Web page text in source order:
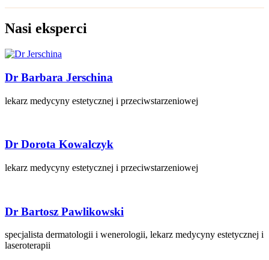
Nasi eksperci
Dr Barbara Jerschina
lekarz medycyny estetycznej i przeciwstarzeniowej
Dr Dorota Kowalczyk
lekarz medycyny estetycznej i przeciwstarzeniowej
Dr Bartosz Pawlikowski
specjalista dermatologii i wenerologii, lekarz medycyny estetycznej i
laseroterapii